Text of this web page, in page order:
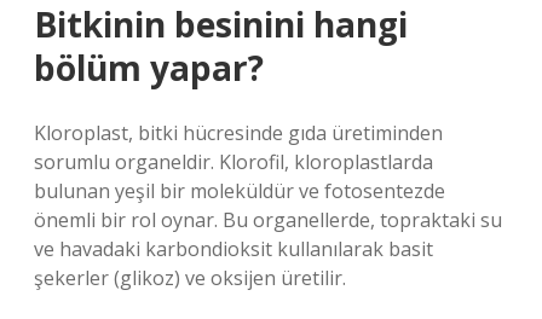
Bitkinin besinini hangi
bölüm yapar?
Kloroplast, bitki hücresinde gıda üretiminden
sorumlu organeldir. Klorofil, kloroplastlarda
bulunan yeşil bir moleküldür ve fotosentezde
önemli bir rol oynar. Bu organellerde, topraktaki su
ve havadaki karbondioksit kullanılarak basit
şekerler (glikoz) ve oksijen üretilir.